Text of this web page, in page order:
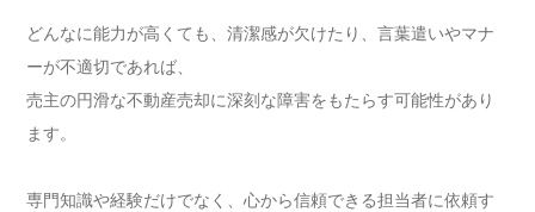
どんなに能力が高くても、清潔感が欠けたり、言葉遣いやマナ
ーが不適切であれば、
売主の円滑な不動産売却に深刻な障害をもたらす可能性があり
ます。
専門知識や経験だけでなく、心から信頼できる担当者に依頼す